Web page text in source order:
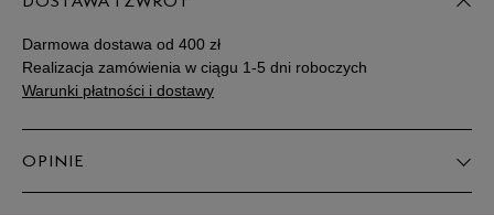
Darmowa dostawa od 400 zł
Realizacja zamówienia w ciągu 1-5 dni roboczych
Warunki płatności i dostawy
OPINIE